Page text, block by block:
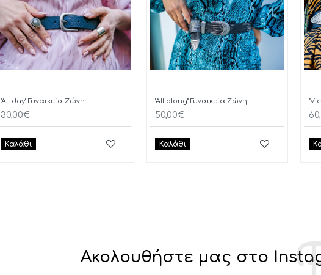
"All day" Γυναικεία Ζώνη
30,00€
Καλάθι
"All along" Γυναικεία Ζώνη
50,00€
Καλάθι
Ακολουθήστε μας στο